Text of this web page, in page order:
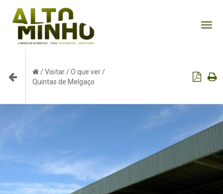
/Visitar/O que ver/
Quintas de Melgaço